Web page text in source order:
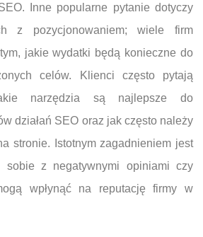
Inne popularne pytanie dotyczy
z pozycjonowaniem; wiele firm
jakie wydatki będą konieczne do
celów. Klienci często pytają
narzędzia są najlepsze do
działań SEO oraz jak często należy
stronie. Istotnym zagadnieniem jest
z negatywnymi opiniami czy
wpłynąć na reputację firmy w